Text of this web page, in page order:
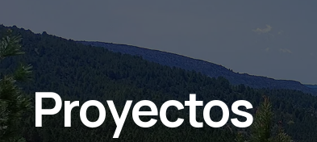
Proyectos